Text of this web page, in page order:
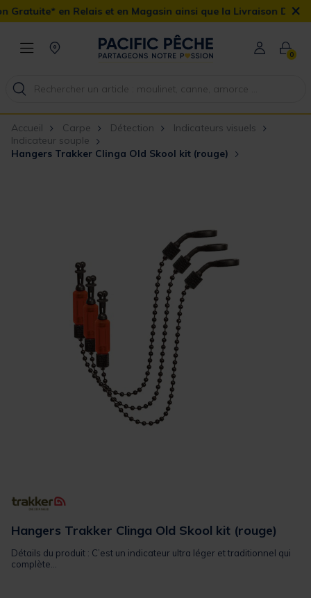
Relais et en Magasin ainsi que la Livraison Domicile offerte dès
×
0
Accueil Carpe Détection
Indicateurs visuels
Indicateur souple
Hangers Trakker Clinga Old Skool kit (rouge)
Hangers Trakker Clinga Old Skool kit (rouge)
Détails du produit : C’est un indicateur ultra léger et traditionnel qui
complète...